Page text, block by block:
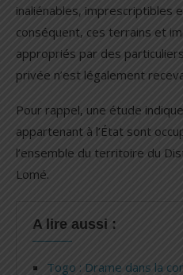
inaliénables, imprescriptibles
conséquent, ces terrains et
appropriés par des
privée n’est légalement
Pour rappel, une étude
appartenant à l’État sont
l’ensemble du territoire du
Lomé.
A lire aussi :
Togo : Drame dans la